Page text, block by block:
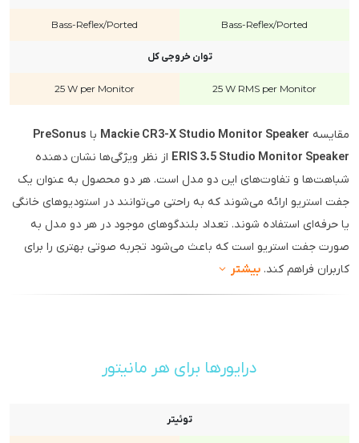
Bass-Reflex/Ported
Bass-Reflex/Ported
توان خروجی کل
25 W RMS per Monitor
25 W per Monitor
مقایسه Mackie CR3-X Studio Monitor Speaker با PreSonus
ERIS 3.5 Studio Monitor Speaker از نظر ویژگی‌ها نشان دهنده
شباهت‌ها و تفاوت‌های این دو مدل است. هر دو محصول به عنوان یک
جفت استریو ارائه می‌شوند که به راحتی می‌توانند در استودیوهای خانگی
یا حرفه‌ای استفاده شوند. تعداد بلندگوهای موجود در هر دو مدل به
صورت جفت استریو است که باعث می‌شود تجربه صوتی بهتری را برای
کاربران فراهم کند. بیشتر
درایورها برای هر مانیتور
توئیتر